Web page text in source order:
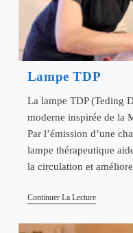
Lampe TDP
La lampe TDP (Teding
moderne inspirée de la
Par l’émission d’une
lampe thérapeutique
la circulation et
Continuer La LectureLampe
TDP